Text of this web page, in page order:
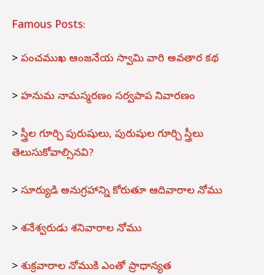
Famous Posts:
> పంచముఖ ఆంజనేయ స్వామి వారి అవతార కథ
> హనుమ నామస్మరణం సర్వపాప నివారణం
> స్త్రీల గూర్చి పురుషులు, పురుషుల గూర్చి స్త్రీలు
తెలుసుకోవాల్సినవి?
> సూర్యుడి అనుగ్రహాన్ని కోరుతూ ఆదివారాల నోము
> శనేశ్వరుడు శనివారాల నోము
> శుక్రవారాల నోముకి ఎంతో ప్రాధాన్యత